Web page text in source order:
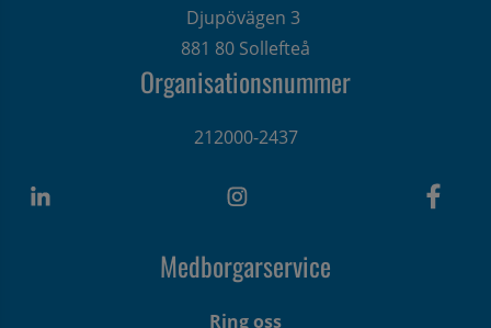
Djupövägen 3
881 80 Sollefteå
Organisationsnummer
212000-2437
Medborgarservice
Ring oss